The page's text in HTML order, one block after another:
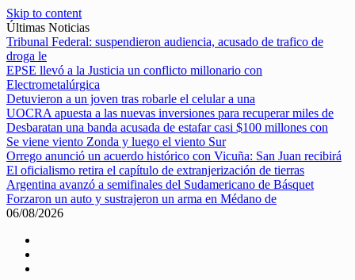
Skip to content
Últimas Noticias
Tribunal Federal: suspendieron audiencia, acusado de trafico de
droga le
EPSE llevó a la Justicia un conflicto millonario con
Electrometalúrgica
Detuvieron a un joven tras robarle el celular a una
UOCRA apuesta a las nuevas inversiones para recuperar miles de
Desbaratan una banda acusada de estafar casi $100 millones con
Se viene viento Zonda y luego el viento Sur
Orrego anunció un acuerdo histórico con Vicuña: San Juan recibirá
El oficialismo retira el capítulo de extranjerización de tierras
Argentina avanzó a semifinales del Sudamericano de Básquet
Forzaron un auto y sustrajeron un arma en Médano de
06/08/2026